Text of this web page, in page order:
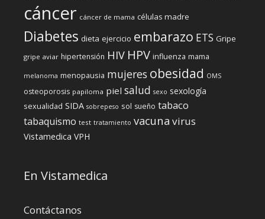
cáncer cáncer de mama células madre
Diabetes dieta ejercicio embarazo ETS Gripe
gripe aviar hipertensión HIV HPV influenza mama
melanoma menopausia mujeres obesidad OMS
osteoporosis papiloma piel salud sexo sexología
sexualidad SIDA sobrepeso sol sueño tabaco
tabaquismo test tratamiento vacuna virus
Vistamedica VPH
En Vistamedica
Contáctanos